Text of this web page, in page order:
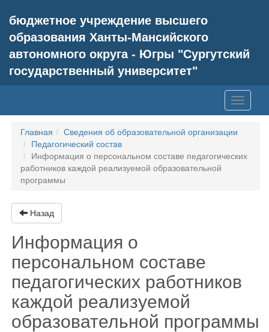
бюджетное учреждение высшего
образования Ханты-Мансийского
автономного округа - Югры "Сургутский
государственный университет"
Toggle
Главная
Сведения об образовательной организации
Педагогический состав
Информация о персональном составе педагогических
работников каждой реализуемой образовательной
программы
Назад
Информация о
персональном составе
педагогических работников
каждой реализуемой
образовательной программы